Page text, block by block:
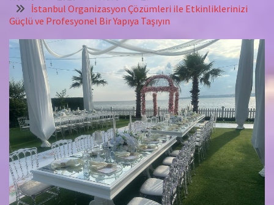
İstanbul Organizasyon Çözümleri ile Etkinliklerinizi
Güçlü ve Profesyonel Bir Yapıya Taşıyın